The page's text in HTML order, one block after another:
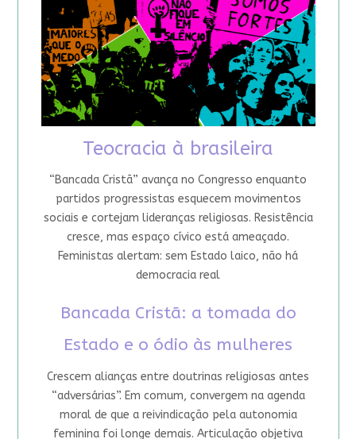
Teocracia à brasileira
“Bancada Cristã” avança no Congresso enquanto
partidos progressistas esquecem movimentos
sociais e cortejam lideranças religiosas. Resistência
cresce, mas espaço cívico está ameaçado.
Feministas alertam: sem Estado laico, não há
democracia real
Bancada Cristã: a tomada do
Estado e o ódio às mulheres
Crescem alianças entre doutrinas religiosas antes
“adversárias”. Em comum, convergem na agenda
moral de que a reivindicação pela autonomia
feminina foi longe demais. Articulação objetiva